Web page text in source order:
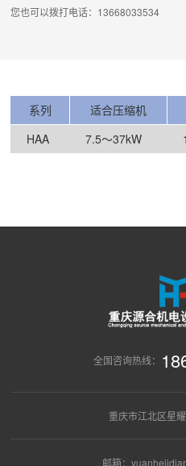
您也可以拨打电话：13668033534
系列 适合压缩机
HAA
7.5～37kW
全国咨询热线：
重庆市江北区星
邮箱：